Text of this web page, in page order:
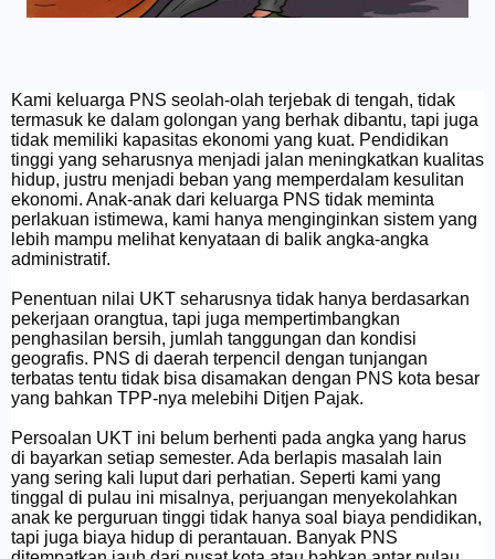
Kami keluarga PNS seolah-olah terjebak di tengah, tidak
termasuk ke dalam golongan yang berhak dibantu, tapi juga
tidak memiliki kapasitas ekonomi yang kuat. Pendidikan
tinggi yang seharusnya menjadi jalan meningkatkan kualitas
hidup, justru menjadi beban yang memperdalam kesulitan
ekonomi. Anak-anak dari keluarga PNS tidak meminta
perlakuan istimewa, kami hanya menginginkan sistem yang
lebih mampu melihat kenyataan di balik angka-angka
administratif.
Penentuan nilai UKT seharusnya tidak hanya berdasarkan
pekerjaan orangtua, tapi juga mempertimbangkan
penghasilan bersih, jumlah tanggungan dan kondisi
geografis. PNS di daerah terpencil dengan tunjangan
terbatas tentu tidak bisa disamakan dengan PNS kota besar
yang bahkan TPP-nya melebihi Ditjen Pajak.
Persoalan UKT ini belum berhenti pada angka yang harus
di bayarkan setiap semester. Ada berlapis masalah lain
yang sering kali luput dari perhatian. Seperti kami yang
tinggal di pulau ini misalnya, perjuangan menyekolahkan
anak ke perguruan tinggi tidak hanya soal biaya pendidikan,
tapi juga biaya hidup di perantauan. Banyak PNS